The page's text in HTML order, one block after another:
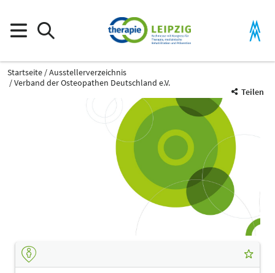
Startseite
Ausstellerverzeichnis
Verband der Osteopathen Deutschland e.V.
Teilen